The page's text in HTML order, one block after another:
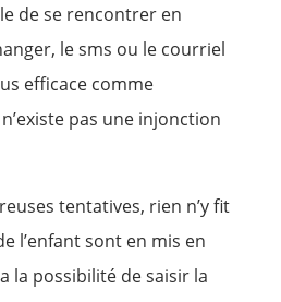
de se rencontrer en
le sms ou le courriel
efficace comme
pas une injonction
tentatives, rien n’y fit
l’enfant sont en mis en
la possibilité de saisir la